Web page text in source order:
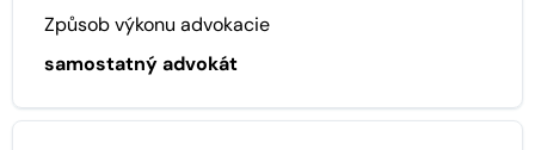
Způsob výkonu advokacie
samostatný advokát